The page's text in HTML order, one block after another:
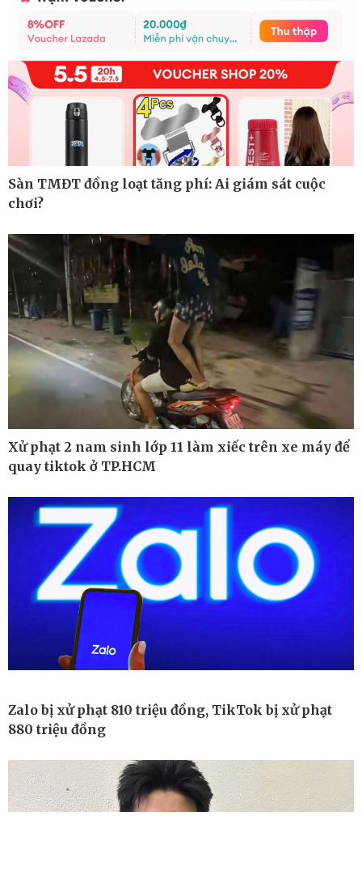
Ô tô
Xe máy
Tư vấn
Thông tin doanh nghiệp
Doanh nghiệp 24h
Doanh nhân
Vì cộng đồng
Công nghệ
Trải nghiệm
Chuyển đổi số
Sản phụ khoa
Làm đẹp - giảm cân
Phòng mạch online
Ăn sạch sống khỏe
Sàn TMĐT đồng loạt tăng phí: Ai giám sát cuộc
chơi?
Xử phạt 2 nam sinh lớp 11 làm xiếc trên xe máy để
quay tiktok ở TP.HCM
Zalo bị xử phạt 810 triệu đồng, TikTok bị xử phạt
880 triệu đồng